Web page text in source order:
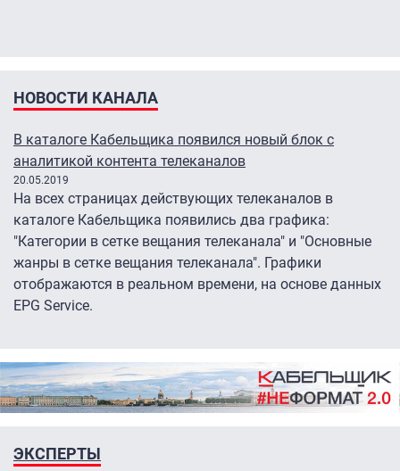
НОВОСТИ КАНАЛА
В каталоге Кабельщика появился новый блок с
аналитикой контента телеканалов
20.05.2019
На всех страницах действующих телеканалов в
каталоге Кабельщика появились два графика:
"Категории в сетке вещания телеканала" и "Основные
жанры в сетке вещания телеканала". Графики
отображаются в реальном времени, на основе данных
EPG Service.
ЭКСПЕРТЫ